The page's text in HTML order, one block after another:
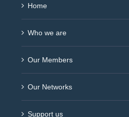
Home
Who we are
Our Members
Our Networks
Support us